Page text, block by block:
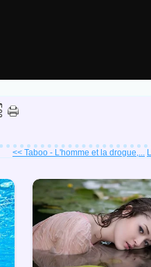
<< Taboo - L'homme et la drogue,...